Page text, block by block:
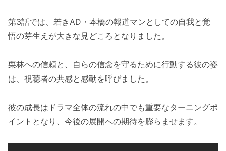
第3話では、若きAD・本橋の報道マンとしての自我と覚
悟の芽生えが大きな見どころとなりました。
栗林への信頼と、自らの信念を守るために行動する彼の姿
は、視聴者の共感と感動を呼びました。
彼の成長はドラマ全体の流れの中でも重要なターニングポ
イントとなり、今後の展開への期待を膨らませます。